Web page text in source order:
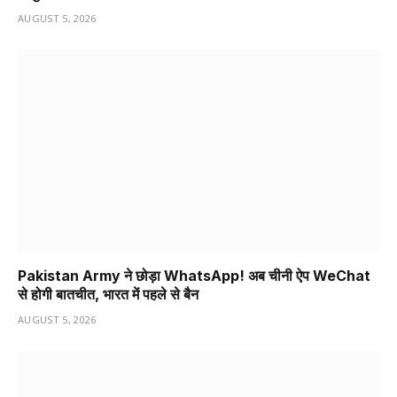
AUGUST 5, 2026
Pakistan Army ने छोड़ा WhatsApp! अब चीनी ऐप WeChat
से होगी बातचीत, भारत में पहले से बैन
AUGUST 5, 2026